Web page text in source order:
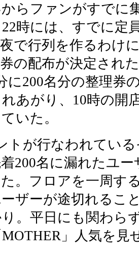
らファンがすでに
時には、すでに定
で行列を作るわけ
の配布が決定され
に200名分の整理券
あがり、10時の開
いた。
が行なわれている
200名に漏れたユ
。フロアを一周す
ザーが途切れるこ
。平日にも関わら
」人気を見